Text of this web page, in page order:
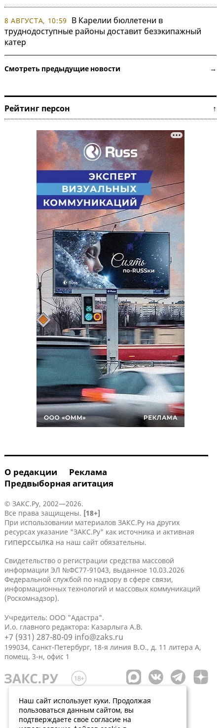
8 АВГУСТА, 10:59
В Карелии бюллетени в
труднодоступные районы доставит безэкипажный
катер
Смотреть предыдущие новости →
Рейтинг персон ↑
О редакции
Реклама
Предвыборная агитация
© ЗАКС.Ру, 2002—2026.
Все права защищены. [18+]
При использовании материалов ЗАКС.Ру на других
ресурсах указание "ЗАКС.Ру" как источника и активная
гиперссылка на наш сайт обязательны.
Свидетельство о регистрации средства массовой
информации ЭЛ №ФС77-91043, выданное 10.03.2026
Федеральной службой по надзору в сфере связи,
информационных технологий и массовых коммуникаций
(Роскомнадзор).
Учредитель: ООО "Адастра".
И.о. главного редактора: Казарлыга А.В.
+7 (931) 287-80-09 info@zaks.ru
199034, Санкт-Петербург, 18-я линия В.О., д. 11 литера А,
помещ. 3-н, офис 1
Наш сайт использует куки. Продолжая
пользоваться данным сайтом, вы
подтверждаете свое согласие на